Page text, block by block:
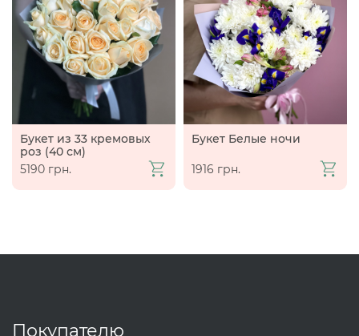
Букет из 33 кремовых
роз (40 см)
5190 грн.
Букет Белые ночи
1916 грн.
Покупателю